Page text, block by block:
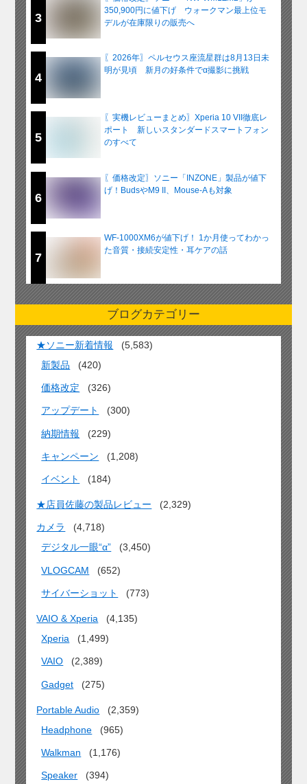
3
350,900円に値下げ ウォークマン最上位モ
デルが在庫限りの販売へ
4
〖2026年〗ペルセウス座流星群は8月13日未
明が見頃 新月の好条件でα撮影に挑戦
5
〖実機レビューまとめ〗Xperia 10 VII徹底レ
ポート 新しいスタンダードスマートフォン
のすべて
6
〖価格改定〗ソニー「INZONE」製品が値下
げ！BudsやM9 II、Mouse-Aも対象
7
WF-1000XM6が値下げ！ 1か月使ってわかっ
た音質・接続安定性・耳ケアの話
ブログカテゴリー
★ソニー新着情報
(5,583)
新製品
(420)
価格改定 (326)
アップデート (300)
納期情報 (229)
キャンペーン (1,208)
イベント (184)
★店員佐藤の製品レビュー (2,329)
カメラ
(4,718)
デジタル一眼“α”
(3,450)
VLOGCAM (652)
サイバーショット (773)
VAIO & Xperia
(4,135)
Xperia
(1,499)
VAIO (2,389)
Gadget (275)
Portable Audio
(2,359)
Headphone
(965)
Walkman (1,176)
Speaker (394)